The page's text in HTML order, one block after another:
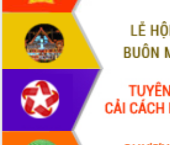
Xã Ea Kar bước chuyển mình trong
công tác cải cách hành chính mô hình
UBND tỉnh họp báo định kỳ tháng 4
năm 2026
Hội thảo khoa học “Giải pháp thúc đẩy
phát triển nền kinh tế xanh tại tỉnh
Đắk Lắk”
Tăng cường giám sát, đôn đốc thực
hiện nhiệm vụ quản lý tài sản công
hàng tuần